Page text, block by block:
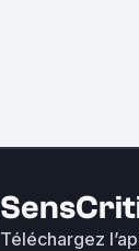
Téléchargez